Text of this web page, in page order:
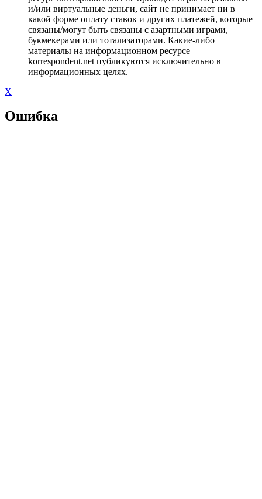
и/или виртуальные деньги, сайт не принимает ни в
какой форме оплату ставок и других платежей, которые
связаны/могут быть связаны с азартными играми,
букмекерами или тотализаторами. Какие-либо
материалы на информационном ресурсе
korrespondent.net публикуются исключительно в
информационных целях.
X
Ошибка